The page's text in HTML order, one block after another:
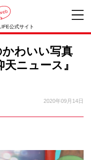
公式サイト
わいい写真
ニュース』
2020年09月14日